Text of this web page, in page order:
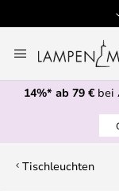
Inhalt
springen
14%* ab 79 € bei
Tischleuchten